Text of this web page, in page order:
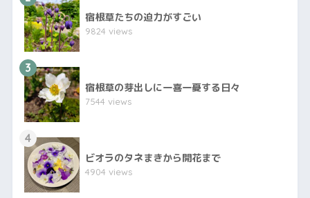
宿根草たちの迫力がすごい
9824 views
3
宿根草の芽出しに一喜一憂する日々
7544 views
4
ビオラのタネまきから開花まで
4904 views